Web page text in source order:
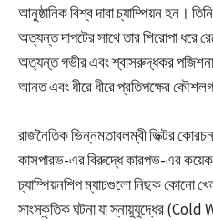
আনুষ্ঠানিক বিশ্ব দাবা চ্যাম্পিয়ন হন।
অত্যন্ত দাপটের সাথে তার শিরোপা ধরে
অত্যন্ত গভীর এবং শ্বাসরুদ্ধকর
আনত এবং ধীরে ধীরে প্রতিপক্ষের
রাজনৈতিক ভিন্নমতাবলম্বী ভিক্টর
কাসপারভ-এর বিরুদ্ধে কারপভ-এর কয়েক
চ্যাম্পিয়নশিপ ম্যাচগুলো নিছক কোনো
সাংস্কৃতিক ঘটনা যা স্নায়ুযুদ্ধের (Cold